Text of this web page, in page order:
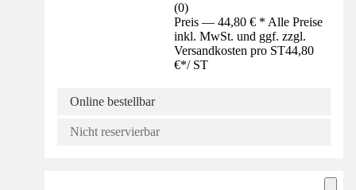
(0)
Preis — 44,80 € * Alle Preise
inkl. MwSt. und ggf. zzgl.
Versandkosten pro ST44,80
€*/ ST
Online bestellbar
Nicht reservierbar